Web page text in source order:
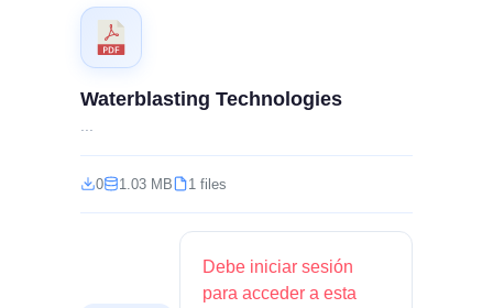
Waterblasting Technologies
0 1.03 MB 1 files
Debe iniciar sesión
para acceder a esta